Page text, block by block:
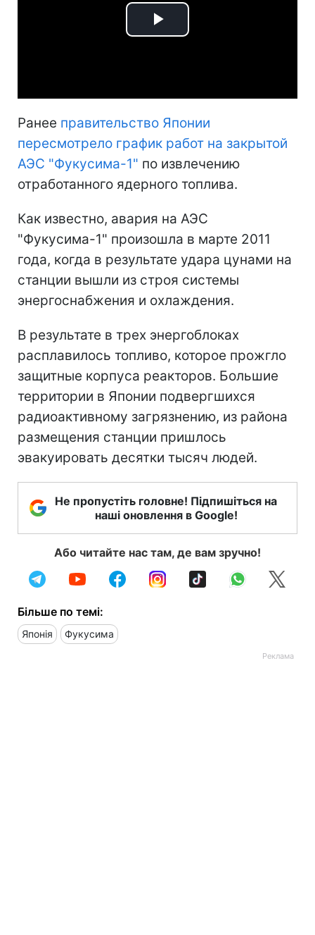
Play
Ранее правительство Японии
пересмотрело график работ на закрытой
АЭС "Фукусима-1" по извлечению
отработанного ядерного топлива.
Как известно, авария на АЭС
"Фукусима-1" произошла в марте 2011
года, когда в результате удара цунами на
станции вышли из строя системы
энергоснабжения и охлаждения.
В результате в трех энергоблоках
расплавилось топливо, которое прожгло
защитные корпуса реакторов. Большие
территории в Японии подвергшихся
радиоактивному загрязнению, из района
размещения станции пришлось
эвакуировать десятки тысяч людей.
Не пропустіть головне! Підпишіться на
наші оновлення в Google!
Або читайте нас там, де вам зручно!
Більше по темі:
Японія Фукусима